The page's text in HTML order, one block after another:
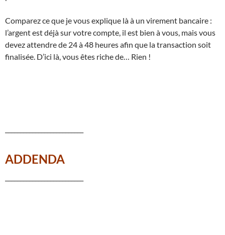
Comparez ce que je vous explique là à un virement bancaire :
l’argent est déjà sur votre compte, il est bien à vous, mais vous
devez attendre de 24 à 48 heures afin que la transaction soit
finalisée. D’ici là, vous êtes riche de… Rien !
ADDENDA